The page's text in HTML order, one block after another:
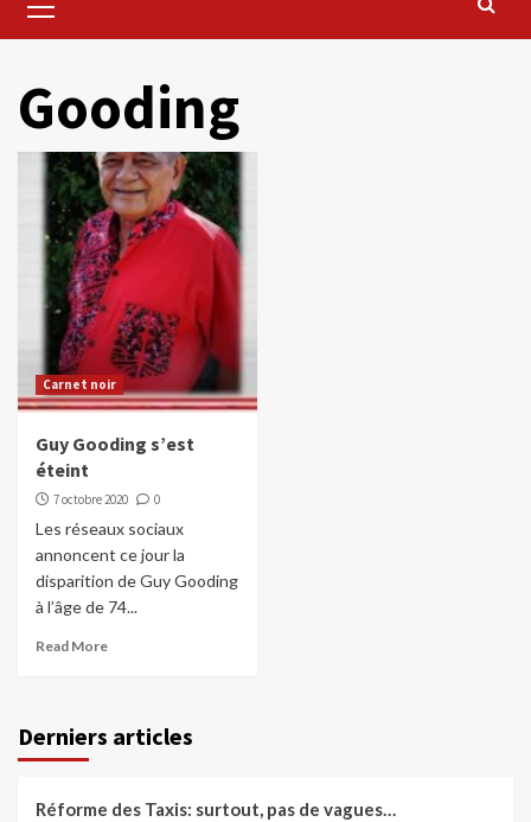
Menu
Gooding
Carnet noir
Guy Gooding s’est
éteint
7 octobre 2020 0
Les réseaux sociaux
annoncent ce jour la
disparition de Guy Gooding
à l’âge de 74...
Read More
Derniers articles
Réforme des Taxis: surtout, pas de vagues…